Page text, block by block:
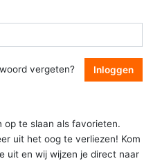
vergeten? Inloggen
op te slaan als favorieten.
uit het oog te verliezen! Kom
uit en wij wijzen je direct naar